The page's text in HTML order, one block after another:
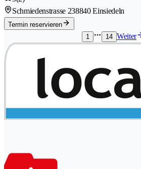
Schmiedenstrasse 238840 Einsiedeln
Termin reservieren
1
14 Weiter